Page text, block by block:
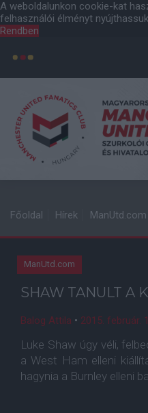
A weboldalunkon cookie-kat
felhasználói élményt
Rendben
Főoldal Hírek ManUtd.com
ManUtd.com
SHAW TANULT A
Balog Attila • 2015. február.
Luke Shaw úgy véli,
a West Ham elleni
hagynia a Burnley elleni